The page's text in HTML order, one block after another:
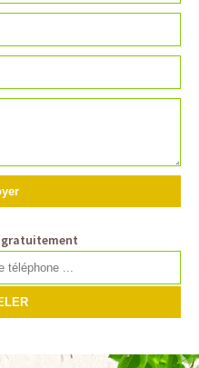
gratuitement